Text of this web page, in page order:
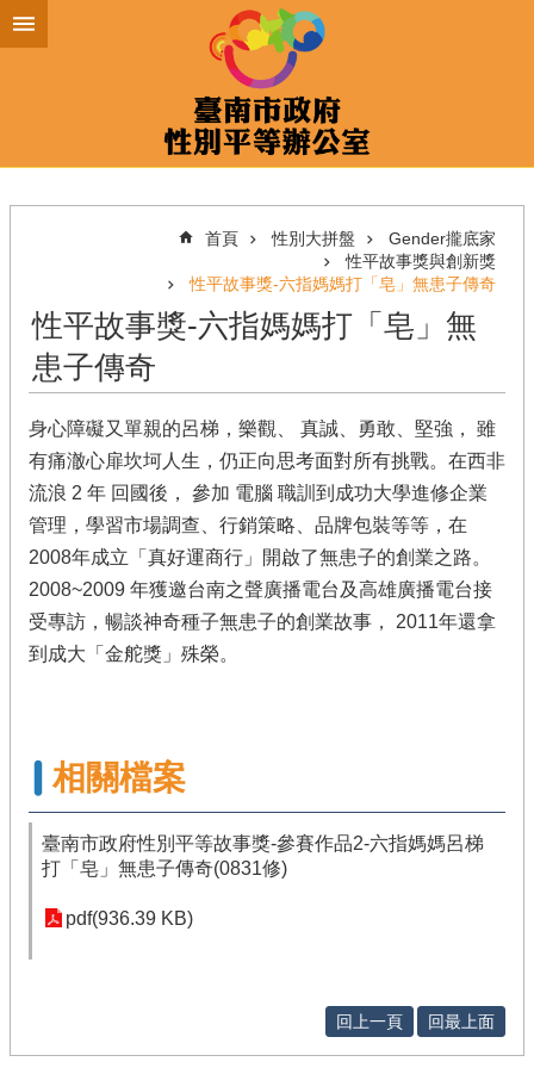
跳到主要內容區塊
首頁 性別大拼盤
Gender攏底家
性平故事獎與創新獎
性平故事獎-六指媽媽打「皂」無患子傳奇
性平故事獎-六指媽媽打「皂」無
患子傳奇
身心障礙又單親的呂梯，樂觀、 真誠、勇敢、堅強， 雖
有痛澈心扉坎坷人生，仍正向思考面對所有挑戰。在西非
流浪 2 年 回國後， 參加 電腦 職訓到成功大學進修企業
管理，學習市場調查、行銷策略、品牌包裝等等，在
2008年成立「真好運商行」開啟了無患子的創業之路。
2008~2009 年獲邀台南之聲廣播電台及高雄廣播電台接
受專訪，暢談神奇種子無患子的創業故事， 2011年還拿
到成大「金舵獎」殊榮。
相關檔案
臺南市政府性別平等故事獎-參賽作品2-六指媽媽呂梯
打「皂」無患子傳奇(0831修)
pdf(936.39 KB)
回上一頁 回最上面